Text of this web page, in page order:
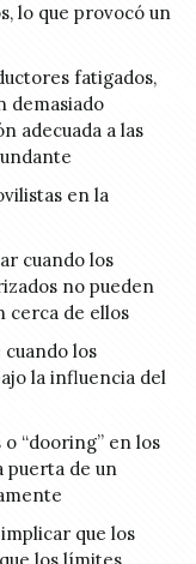
lo que provocó un
fatigados,
demasiado
adecuada a las
en la
cuando los
no pueden
cerca de ellos
los
la influencia del
“dooring” en los
puerta de un
que los